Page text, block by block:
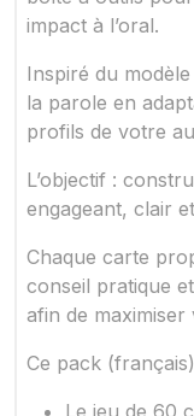
impact à l’oral.
Inspiré du
la parole en
profils de votre
L’objectif :
engageant, clair
Chaque carte
conseil pratique
afin de maximiser
Ce pack
Le jeu de 60